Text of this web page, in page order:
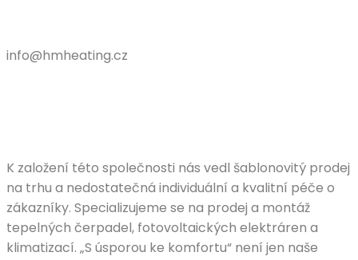
info@hmheating.cz
K založení této společnosti nás vedl šablonovitý prodej
na trhu a nedostatečná individuální a kvalitní péče o
zákazníky. Specializujeme se na prodej a montáž
tepelných čerpadel, fotovoltaických elektráren a
klimatizací. „S úsporou ke komfortu“ není jen naše